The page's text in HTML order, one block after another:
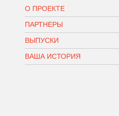
О ПРОЕКТЕ
ПАРТНЕРЫ
ВЫПУСКИ
ВАША ИСТОРИЯ